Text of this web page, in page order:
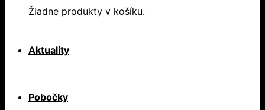
Žiadne produkty v košíku.
Aktuality
Pobočky